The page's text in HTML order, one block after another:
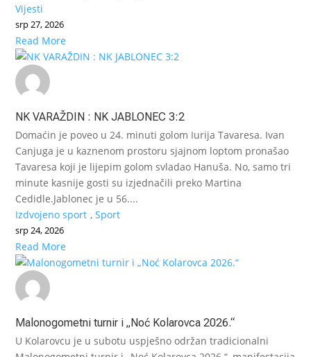
Vijesti
srp 27, 2026
Read More
NK VARAŽDIN : NK JABLONEC 3:2
Domaćin je poveo u 24. minuti golom Iurija Tavaresa. Ivan
Canjuga je u kaznenom prostoru sjajnom loptom pronašao
Tavaresa koji je lijepim golom svladao Hanuša. No, samo tri
minute kasnije gosti su izjednačili preko Martina
Cedidle.Jablonec je u 56....
Izdvojeno sport ,Sport
srp 24, 2026
Read More
Malonogometni turnir i „Noć Kolarovca 2026.“
U Kolarovcu je u subotu uspješno održan tradicionalni